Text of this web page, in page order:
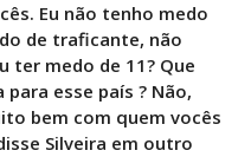
Eu não tenho medo
de traficante, não
ter medo de 11? Que
esse país ? Não,
bem com quem vocês
Silveira em outro